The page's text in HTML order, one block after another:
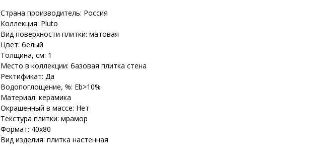
Страна производитель: Россия
Коллекция: Pluto
Вид поверхности плитки: матовая
Цвет: белый
Толщина, см: 1
Место в коллекции: базовая плитка стена
Ректификат: Да
Водопоглощение, %: Еb>10%
Материал: керамика
Окрашенный в массе: Нет
Текстура плитки: мрамор
Формат: 40х80
Вид изделия: плитка настенная